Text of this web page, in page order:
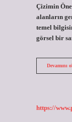
Çizimin
alanların
temel
görsel bir
Devamını
https://